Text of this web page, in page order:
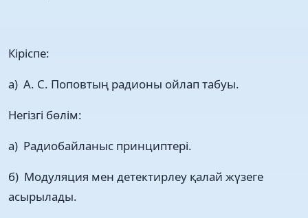
Кіріспе:
а) А. С. Поповтың радионы ойлап табуы.
Негізгі бөлім:
а) Радиобайланыс принциптері.
б) Модуляция мен детектирлеу қалай жүзеге
асырылады.